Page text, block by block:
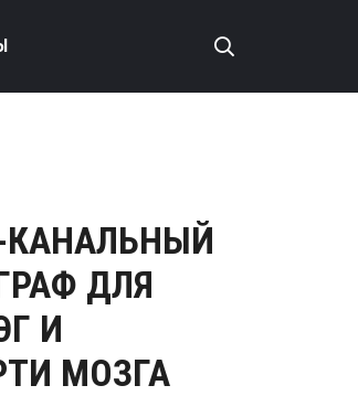
КАНАЛЬНЫЙ
ДЛЯ
И
МОЗГА